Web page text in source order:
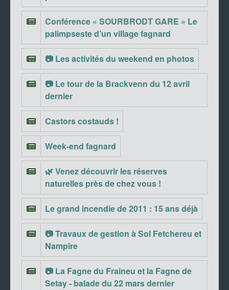
Conférence « SOURBRODT GARE » Le
palimpseste d’un village fagnard
📷 Les activités du weekend en photos
📷 Le tour de la Brackvenn du 12 avril
dernier
Castors costauds !
Week-end fagnard
🌿 Venez découvrir les réserves
naturelles près de chez vous !
Le grand incendie de 2011 : 15 ans déjà
📷 Travaux de gestion à Sol Fetchereu et
Nampîre
📷 La Fagne du Fraineu et la Fagne de
Setay - balade du 22 mars dernier